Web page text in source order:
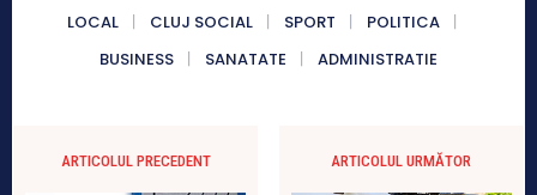
LOCAL CLUJ SOCIAL SPORT
POLITICA
BUSINESS
SANATATE ADMINISTRATIE
ARTICOLUL PRECEDENT ARTICOLUL URMĂTOR